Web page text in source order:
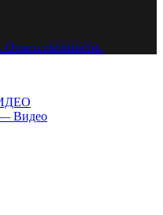
Ответственности.
Видео